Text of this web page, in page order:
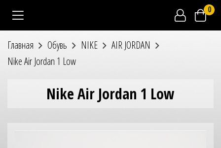
0
Главная Обувь NIKE
AIR JORDAN
Nike Air Jordan 1 Low
Nike Air Jordan 1 Low